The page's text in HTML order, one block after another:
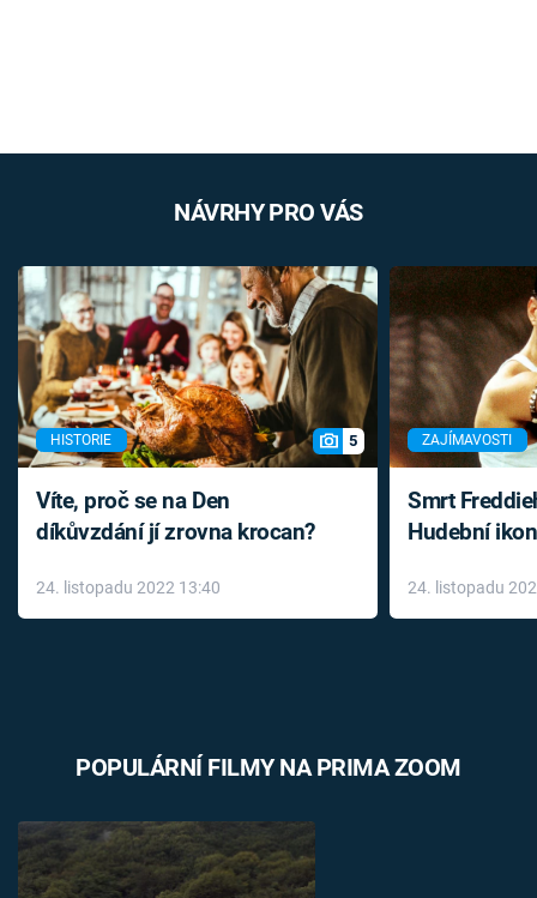
NÁVRHY PRO VÁS
HISTORIE 5
Víte, proč se na Den
díkůvzdání jí zrovna krocan?
24. listopadu 2022 13:40
ZAJÍMAVOSTI
Smrt
Hudební
léky
24. listopadu
POPULÁRNÍ FILMY NA PRIMA ZOOM